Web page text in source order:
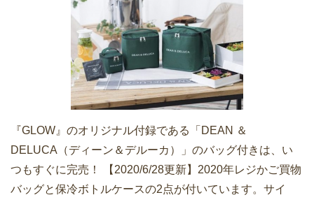
『GLOW』のオリジナル付録である「DEAN ＆
DELUCA（ディーン＆デルーカ）」のバッグ付きは、い
つもすぐに完売！ 【2020/6/28更新】2020年レジかご買物
バッグと保冷ボトルケースの2点が付いています。サイ